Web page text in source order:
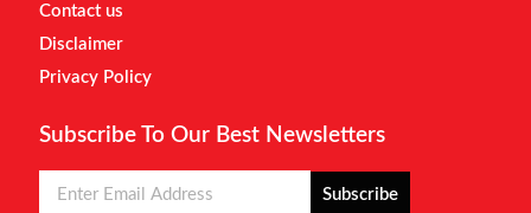
Contact us
Disclaimer
Privacy Policy
Subscribe To Our Best Newsletters
Subscribe